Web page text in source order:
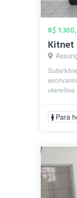
R$
Suite/
utensílios
Para